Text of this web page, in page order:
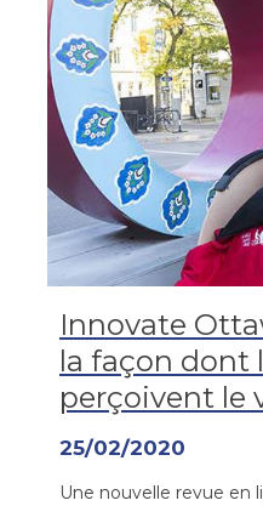
Innovate
la façon dont
perçoivent le
25/02/2020
Une nouvelle revue en